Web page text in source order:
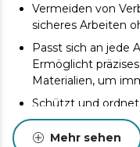
Vermeiden von
sicheres Arbeiten
Passt sich an jede
Ermöglicht
Materialien, um
Schützt und
Schlauch, der bei
schrumpft und sie
Mehr sehen